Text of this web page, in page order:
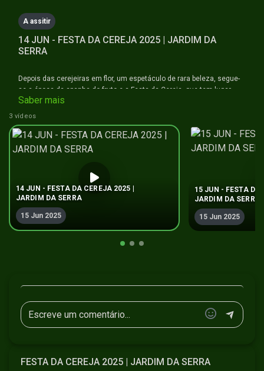
A assitir
14 JUN - FESTA DA CEREJA 2025 | JARDIM DA
SERRA
Depois das cerejeiras em flor, um espetáculo de rara beleza, segue-
se a época da apanha do fruto e a Festa da Cereja, que tem lugar
entre os dias 14 e 15 de junho, na freguesia do Jardim da Serra.
desportivas que culminam com um cortejo etnográfico alusivo à
apanha deste delicioso fruto, dando assim a conhecer os costumes
e tradições da localidade.
#festadacereja #tradição #gastronomia #cultura #jardimdaserra
#festa #ilhadamadeira #naminhaterratv
Saber mais
3 vídeos
14 JUN - FESTA DA CEREJA 2025 |
JARDIM DA SERRA
15 Jun 2025
15 JUN - FESTA DA
JARDIM DA SERRA
15 Jun 2025
FESTA DA CEREJA 2025 | JARDIM DA SERRA